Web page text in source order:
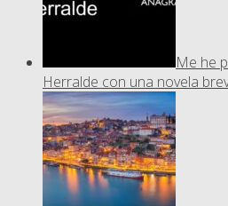
Me he
Herralde con una novela